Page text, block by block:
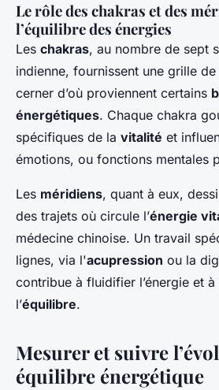
Le rôle des chakras et des
l’équilibre des énergies
Les chakras, au nombre de sept
indienne, fournissent une grille
cerner d’où proviennent certains
énergétiques. Chaque chakra
spécifiques de la vitalité et
émotions, ou fonctions mentales
Les méridiens, quant à eux,
des trajets où circule l’énergie
médecine chinoise. Un travail
lignes, via l'acupression ou la
contribue à fluidifier l’énergie et
l’équilibre.
Mesurer et suivre
équilibre énergétique